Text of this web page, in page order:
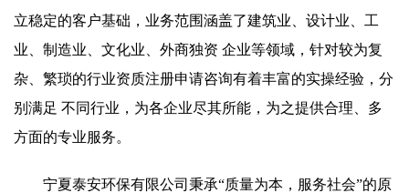
立稳定的客户基础，业务范围涵盖了建筑业、设计业、工
业、制造业、文化业、外商独资 企业等领域，针对较为复
杂、繁琐的行业资质注册申请咨询有着丰富的实操经验，分
别满足 不同行业，为各企业尽其所能，为之提供合理、多
方面的专业服务。
宁夏泰安环保有限公司秉承“质量为本，服务社会”的原